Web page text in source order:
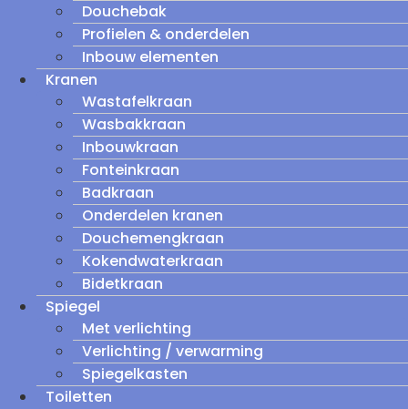
Douchebak
Profielen & onderdelen
Inbouw elementen
Kranen
Wastafelkraan
Wasbakkraan
Inbouwkraan
Fonteinkraan
Badkraan
Onderdelen kranen
Douchemengkraan
Kokendwaterkraan
Bidetkraan
Spiegel
Met verlichting
Verlichting / verwarming
Spiegelkasten
Toiletten